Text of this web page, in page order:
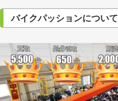
バイクパッションについて